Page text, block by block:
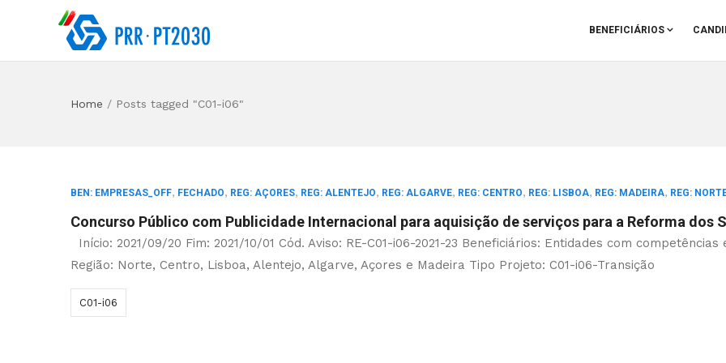
BENEFICIÁRIOS
Home / Posts tagged "C01-i06"
BEN: EMPRESAS_OFF, FECHADO, REG: AÇORES, REG: ALENTEJO, REG: ALGARVE, REG: CENTRO, REG: LISBOA, REG: MADEIRA, REG:
Concurso Público com Publicidade Internacional para aquisição de serviços para a Reforma dos
Início: 2021/09/20 Fim: 2021/10/01 Cód. Aviso: RE-C01-i06-2021-23 Beneficiários: Entidades com
Região: Norte, Centro, Lisboa, Alentejo, Algarve, Açores e Madeira Tipo Projeto: C01-i06-Transição
C01-i06